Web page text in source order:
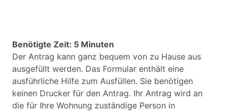
Benötigte Zeit: 5 Minuten
Der Antrag kann ganz bequem von zu Hause aus
ausgefüllt werden. Das Formular enthält eine
ausführliche Hilfe zum Ausfüllen. Sie benötigen
keinen Drucker für den Antrag. Ihr Antrag wird an
die für Ihre Wohnung zuständige Person in